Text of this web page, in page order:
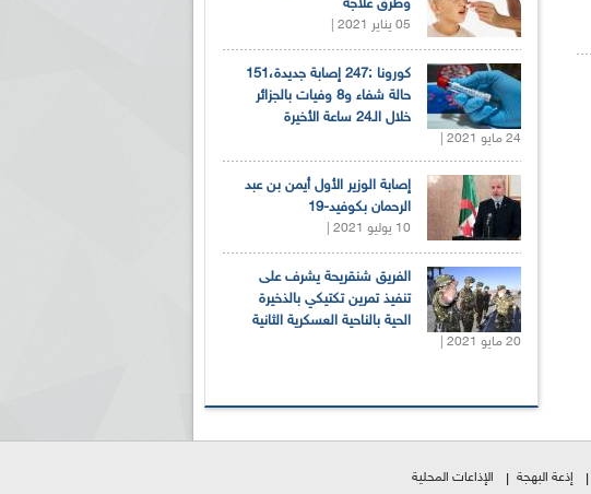
وطرق علاجه
05 يناير 2021 |
كورونا :247 إصابة جديدة،151
حالة شفاء و8 وفيات بالجزائر
خلال الـ24 ساعة الأخيرة
24 مايو 2021 |
إصابة الوزير الأول أيمن بن عبد
الرحمان بكوفيد-19
10 يوليو 2021 |
الفريق شنقريحة يشرف على
تنفيذ تمرين تكتيكي بالذخيرة
الحية بالناحية العسكرية الثانية
20 مايو 2021 |
إذعة البهجة الإذاعات المحلية